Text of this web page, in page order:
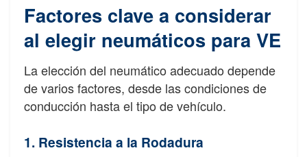
Factores clave a considerar
al elegir neumáticos para VE
La elección del neumático adecuado depende
de varios factores, desde las condiciones de
conducción hasta el tipo de vehículo.
1. Resistencia a la Rodadura